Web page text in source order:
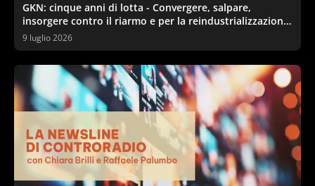
GKN: cinque anni di lotta - Convergere, salpare,
insorgere contro il riarmo e per la reindustrializzazione
ecologica
9 luglio 2026